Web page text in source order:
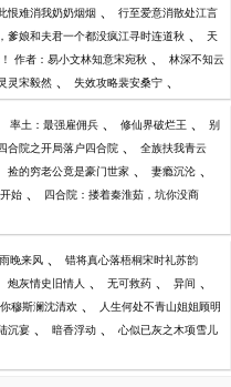
恨难消我奶奶烟烟 、 行至爱意消散处江言
爹娘和夫君一个都没疯江寻时连道秋 、 天
作者：易小文林知意宋宛秋 、 林深不知云
灵宋毅然 、 失效攻略裴安桑宁 、
率土：最强雇佣兵 、 修仙界破烂王 、 别
合院之开局落户四合院 、 全族扶我青云
捡的穷老公竟是豪门世家 、 妻瘾沉沦 、
始 、 四合院：搂着秦淮茹，坑你没商
晚来风 、 错将真心落梧桐宋时礼苏韵
炮灰情史旧情人 、 无可救药 、 异间 、
穆斯澜沈清欢 、 人生何处不青山姐姐顾明
沉宴 、 暗香浮动 、 心似已灰之木项雪儿